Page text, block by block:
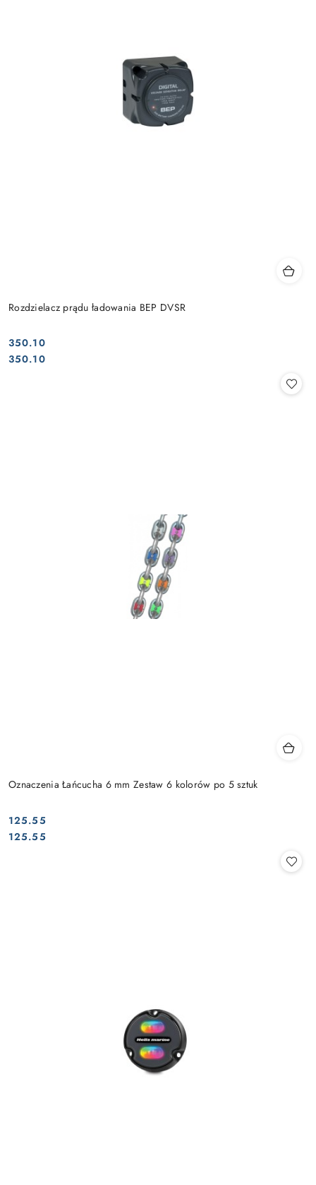
Rozdzielacz prądu ładowania BEP DVSR
Cena:
350.10
Cena:
350.10
Oznaczenia Łańcucha 6 mm Zestaw 6 kolorów po 5 sztuk
Cena:
125.55
Cena:
125.55